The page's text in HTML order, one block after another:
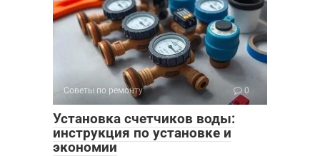
Советы по ремонту 0
Установка счетчиков воды:
инструкция по установке и
экономии